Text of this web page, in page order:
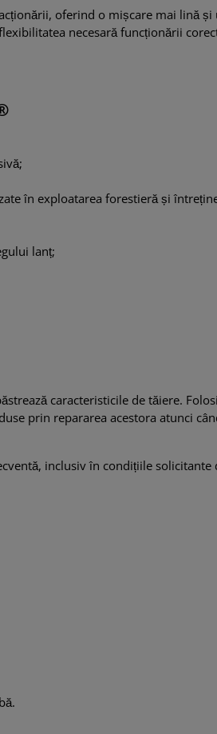
oferind o mișcare mai lină
necesară funcționării
în exploatarea forestieră și
lanț;
caracteristicile de tăiere.
prin repararea acestora atunci
inclusiv în condițiile